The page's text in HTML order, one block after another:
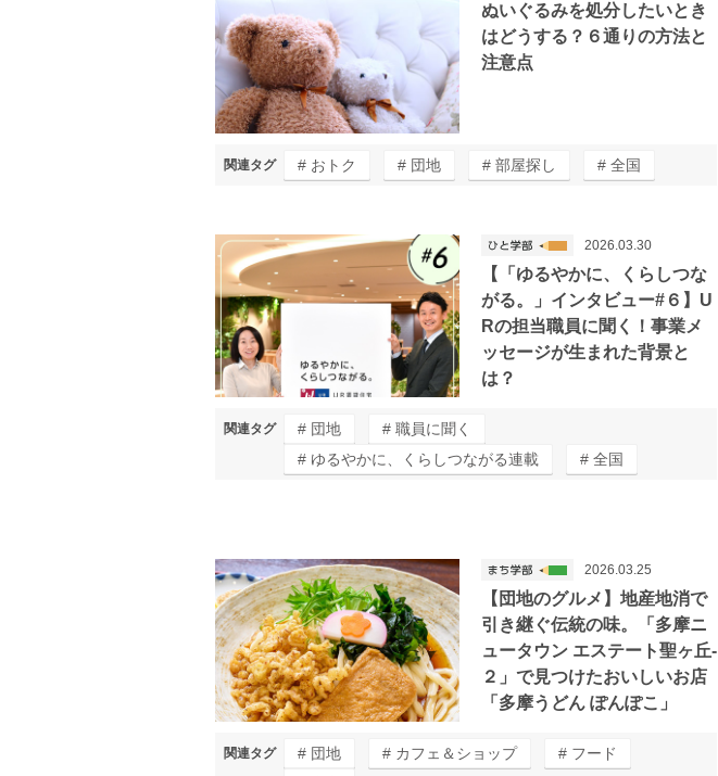
ぬいぐるみを処分したいとき
はどうする？６通りの方法と
注意点
関連タグ おトク 団地 部屋探し 全国
【「ゆるやかに、くらしつな
がる。」インタビュー#６】U
Rの担当職員に聞く！事業メ
ッセージが生まれた背景と
は？
2026.03.30
関連タグ 団地
職員に聞く
ゆるやかに、くらしつながる連載
全国
【団地のグルメ】地産地消で
引き継ぐ伝統の味。「多摩ニ
ュータウン エステート聖ヶ丘‐
２」で見つけたおいしいお店
「多摩うどん ぽんぽこ」
2026.03.25
関連タグ 団地 カフェ＆ショップ
フード